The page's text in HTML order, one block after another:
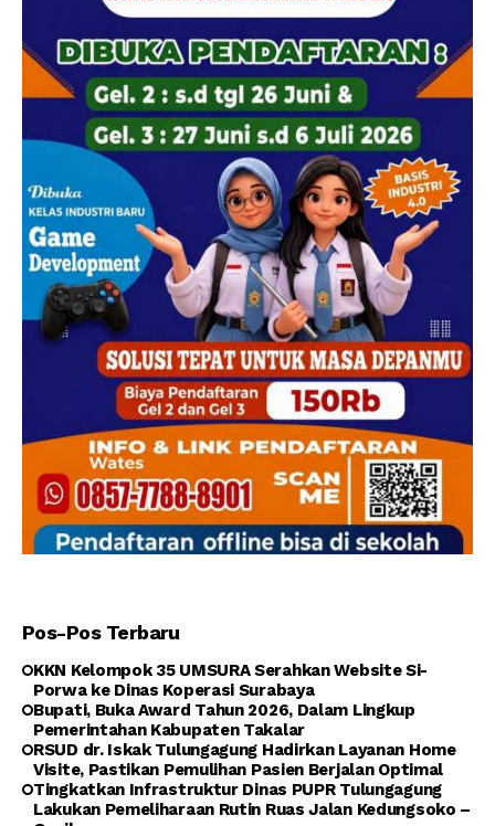
Pos-Pos Terbaru
KKN Kelompok 35 UMSURA Serahkan Website Si-
Porwa ke Dinas Koperasi Surabaya
Bupati, Buka Award Tahun 2026, Dalam Lingkup
Pemerintahan Kabupaten Takalar
RSUD dr. Iskak Tulungagung Hadirkan Layanan Home
Visite, Pastikan Pemulihan Pasien Berjalan Optimal
Tingkatkan Infrastruktur Dinas PUPR Tulungagung
Lakukan Pemeliharaan Rutin Ruas Jalan Kedungsoko –